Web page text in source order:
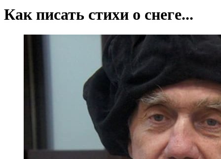
Как писать стихи о снеге...